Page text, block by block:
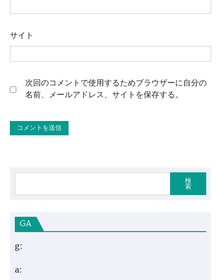
サイト
次回のコメントで使用するためブラウザーに自分の
名前、メールアドレス、サイトを保存する。
検
索
GA
g:
a: